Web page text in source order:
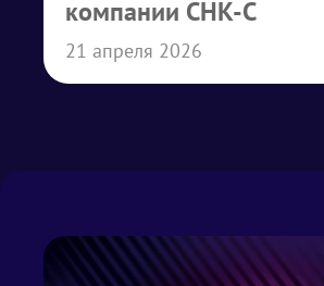
компании СНК-С
21 апреля 2026